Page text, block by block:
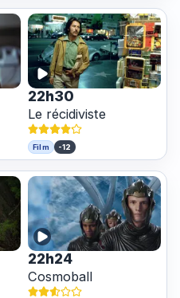
22h30
Le récidiviste
Film -12
22h24
Cosmoball